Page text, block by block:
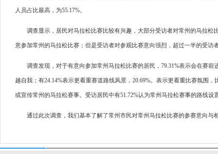
人员占比最高，为55.17%。
调查显示，居民对马拉松比赛比较有兴趣，大部分受访者对常州的马拉松
意参加常州的马拉松比赛；但是受访者对参观比赛意向强烈，超过一半的受访
调查发现，对于有意向参加常州马拉松比赛的居民，79.31%表示会在赛
越自我；有24.14%表示更看重赛道路线风景，20.69%。表示更看重比赛氛围
或宣传常州的马拉松赛事。受访居民中有51.72%认为常州马拉松赛事的路线
通过此次调查，我们基本了解了常州市民对常州马拉松比赛的参赛意向